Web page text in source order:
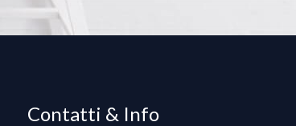
Contatti & Info